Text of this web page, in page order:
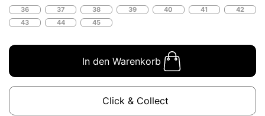
36 37 38 39 40 41
42
43
44 45
In den Warenkorb
Click & Collect